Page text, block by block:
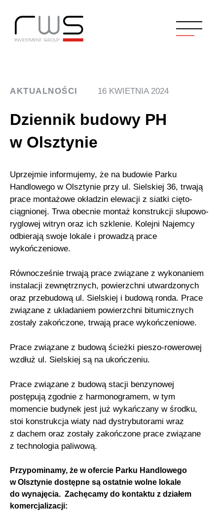
AKTUALNOŚCI 16 KWIETNIA 2024
Dziennik budowy PH
w Olsztynie
Uprzejmie informujemy, że na budowie Parku
Handlowego w Olsztynie przy ul. Sielskiej 36, trwają
prace montażowe okładzin elewacji z siatki cięto-
ciągnionej. Trwa obecnie montaż konstrukcji słupowo-
ryglowej witryn oraz ich szklenie. Kolejni Najemcy
odbierają swoje lokale i prowadzą prace
wykończeniowe.
Równocześnie trwają prace związane z wykonaniem
instalacji zewnętrznych, powierzchni utwardzonych
oraz przebudową ul. Sielskiej i budową ronda. Prace
związane z układaniem powierzchni bitumicznych
zostały zakończone, trwają prace wykończeniowe.
Prace związane z budową ścieżki pieszo-rowerowej
wzdłuż ul. Sielskiej są na ukończeniu.
Prace związane z budową stacji benzynowej
postępują zgodnie z harmonogramem, w tym
momencie budynek jest już wykańczany w środku,
stoi konstrukcja wiaty nad dystrybutorami wraz
z dachem oraz zostały zakończone prace związane
z technologia paliwową.
Przypominamy, że w ofercie Parku Handlowego
w Olsztynie dostępne są ostatnie wolne lokale
do wynajęcia. Zachęcamy do kontaktu z działem
komercjalizacji: